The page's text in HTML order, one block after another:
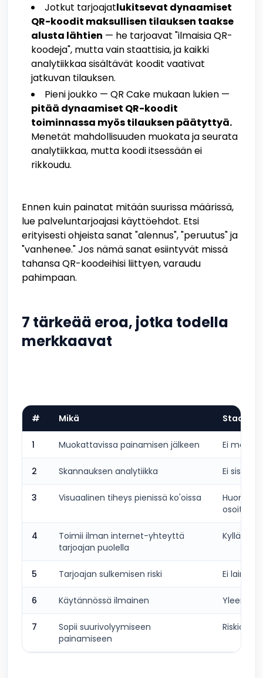
Jotkut tarjoajatlukitsevat dynaamiset
QR-koodit maksullisen tilauksen taakse
alusta lähtien — he tarjoavat "ilmaisia QR-
koodeja", mutta vain staattisia, ja kaikki
analytiikkaa sisältävät koodit vaativat
jatkuvan tilauksen.
Pieni joukko — QR Cake mukaan lukien —
pitää dynaamiset QR-koodit
toiminnassa myös tilauksen päätyttyä.
Menetät mahdollisuuden muokata ja seurata
analytiikkaa, mutta koodi itsessään ei
rikkoudu.
Ennen kuin painatat mitään suurissa määrissä,
lue palveluntarjoajasi käyttöehdot. Etsi
erityisesti ohjeista sanat "alennus", "peruutus" ja
"vanhenee." Jos nämä sanat esiintyvät missä
tahansa QR-koodeihisi liittyen, varaudu
pahimpaan.
7 tärkeää eroa, jotka todella
merkkaavat
# Mikä
1 Muokattavissa painamisen jälkeen Ei
2 Skannauksen analytiikka Ei sisälly
3 Visuaalinen tiheys pienissä ko'oissa
4
Toimii ilman internet-yhteyttä
tarjoajan puolella
Kyllä
5 Tarjoajan sulkemisen riski Ei
6 Käytännössä ilmainen Yleensä
7
Sopii suurivolyymiseen
painamiseen
Riskialtis